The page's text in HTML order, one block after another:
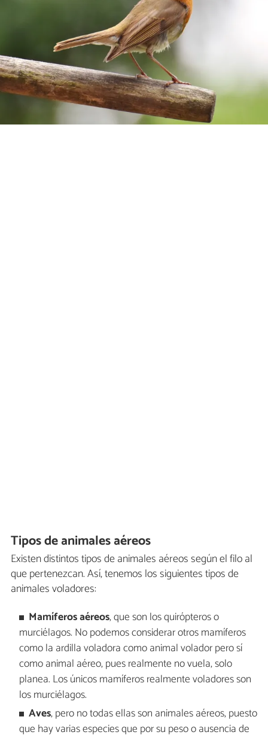
Tipos de animales aéreos
Existen distintos tipos de animales aéreos según el filo al
que pertenezcan. Así, tenemos los siguientes tipos de
animales voladores:
Mamíferos aéreos, que son los quirópteros o
murciélagos. No podemos considerar otros mamíferos
como la ardilla voladora como animal volador pero sí
como animal aéreo, pues realmente no vuela, solo
planea. Los únicos mamíferos realmente voladores son
los murciélagos.
Aves, pero no todas ellas son animales aéreos, puesto
que hay varias especies que por su peso o ausencia de